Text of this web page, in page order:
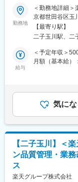
ス管理および
単なるチェック
築するポジショ
■業務内容：
（1）モニタリ
・店舗の現地調
・オンラインモ
・モニタリング
・リスクの傾向
・営業現場への
・業務フロー
（4）経営層へ
・データに基づ
勤務地
＜勤務地詳細＞
京都世田谷区玉
内全面禁煙変
む）
【最寄り駅】
二子玉川駅、二
給与
＜予定年収＞
月額（基本給）
上記はあくま
ただきます。■
くまでも目安
ます。月給(月
気に
【二子玉川】＜
ン品質管理・業
ス
楽天グループ株式会社